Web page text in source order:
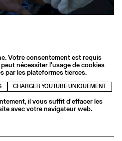
Votre consentement est requis
nécessiter l'usage de cookies
par les plateformes tierces.
CHARGER YOUTUBE UNIQUEMENT
il vous suffit d'effacer les
avec votre navigateur web.